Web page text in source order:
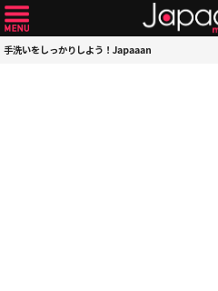
手洗いをしっかりしよう！Japaaan